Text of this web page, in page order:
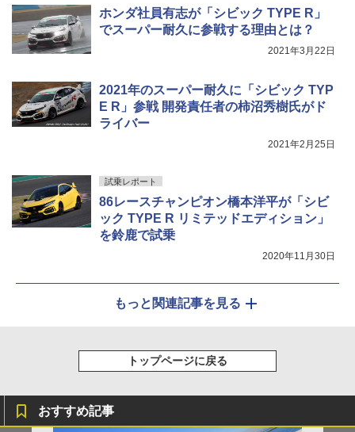
ホンダ社員有志が「シビック TYPE R」
でスーパー耐久に参戦する理由とは？
2021年3月22日
2021年のスーパー耐久に「シビック TYP
E R」参戦 開発責任者の柿沼秀樹氏がド
ライバー
2021年2月25日
試乗レポート
86レースチャンピオン橋本洋平が「シビ
ック TYPE R リミテッドエディション」
を鈴鹿で試乗
2020年11月30日
もっと関連記事を見る
トップページに戻る
おすすめ記事